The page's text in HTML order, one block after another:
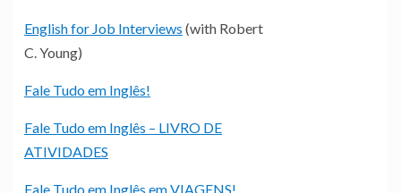
English for Job Interviews (with Robert
C. Young)
Fale Tudo em Inglês!
Fale Tudo em Inglês – LIVRO DE
ATIVIDADES
Fale Tudo em Inglês em VIAGENS!